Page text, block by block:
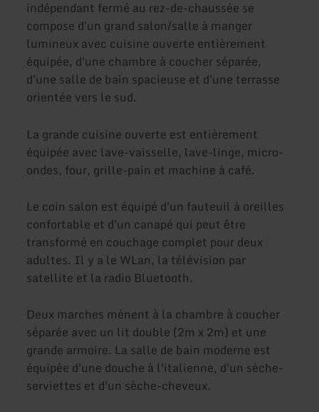
indépendant fermé au rez-de-chaussée se
compose d'un grand salon/salle à manger
lumineux avec cuisine ouverte entièrement
équipée, d'une chambre à coucher séparée,
d'une salle de bain spacieuse et d'une terrasse
orientée vers le sud.
La grande cuisine ouverte est entièrement
équipée avec lave-vaisselle, lave-linge, micro-
ondes, four, grille-pain et machine à café.
Le coin salon est équipé d'un fauteuil à oreilles
confortable et d'un canapé qui peut être
transformé en couchage complet pour deux
adultes. Il y a le WLan, la télévision par
satellite et la radio Bluetooth.
Deux marches mènent à la chambre à coucher
séparée avec un lit double (2m x 2m) et une
grande armoire. La salle de bain moderne est
équipée d'une douche à l'italienne, d'un sèche-
serviettes et d'un sèche-cheveux.